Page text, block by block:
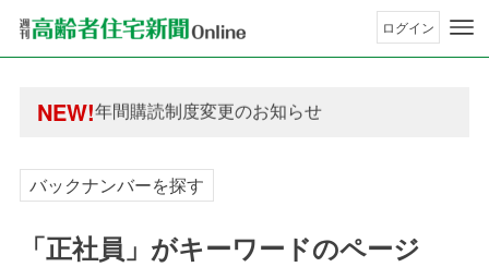
ログイン
NEW!
年間購読制度変更のお知らせ
高齢者住宅新聞 無料会員の皆様へ閲覧本数変更
高齢者住宅新聞 無料会員の皆様へ閲覧本数変更
バックナンバーを探す
「正社員」がキーワードのページ